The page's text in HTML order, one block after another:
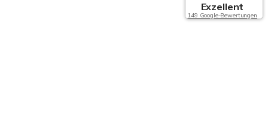
Exzellent
149 Google-Bewertungen